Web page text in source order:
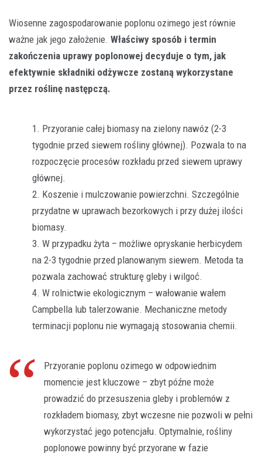
Wiosenne zagospodarowanie poplonu ozimego jest równie
ważne jak jego założenie. Właściwy sposób i termin
zakończenia uprawy poplonowej decyduje o tym, jak
efektywnie składniki odżywcze zostaną wykorzystane
przez roślinę następczą.
Przyoranie całej biomasy na zielony nawóz (2-3
tygodnie przed siewem rośliny głównej). Pozwala to na
rozpoczęcie procesów rozkładu przed siewem uprawy
głównej.
Koszenie i mulczowanie powierzchni. Szczególnie
przydatne w uprawach bezorkowych i przy dużej ilości
biomasy.
W przypadku żyta – możliwe opryskanie herbicydem
na 2-3 tygodnie przed planowanym siewem. Metoda ta
pozwala zachować strukturę gleby i wilgoć.
W rolnictwie ekologicznym – wałowanie wałem
Campbella lub talerzowanie. Mechaniczne metody
terminacji poplonu nie wymagają stosowania chemii.
Przyoranie poplonu ozimego w odpowiednim
momencie jest kluczowe – zbyt późne może
prowadzić do przesuszenia gleby i problemów z
rozkładem biomasy, zbyt wczesne nie pozwoli w pełni
wykorzystać jego potencjału. Optymalnie, rośliny
poplonowe powinny być przyorane w fazie